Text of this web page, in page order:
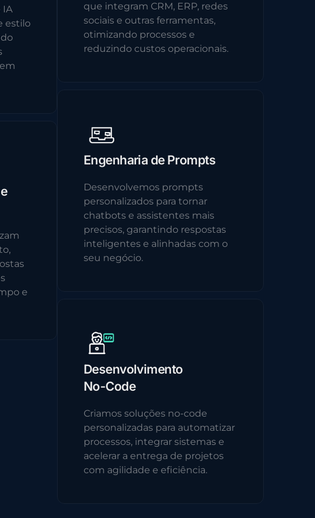
IA
estilo
e
que integram CRM, ERP, redes
sociais e outras ferramentas,
otimizando processos e
reduzindo custos operacionais.
Engenharia de Prompts
Desenvolvemos prompts
personalizados para tornar
chatbots e assistentes mais
precisos, garantindo respostas
inteligentes e alinhadas com o
seu negócio.
Desenvolvimento
No-Code
Criamos soluções no-code
personalizadas para automatizar
processos, integrar sistemas e
acelerar a entrega de projetos
com agilidade e eficiência.